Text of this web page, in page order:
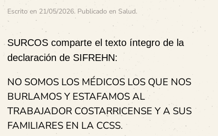
Escrito en 21/05/2026. Publicado en Salud.
SURCOS comparte el texto íntegro de la
declaración de SIFREHN:
NO SOMOS LOS MÉDICOS LOS QUE NOS
BURLAMOS Y ESTAFAMOS AL
TRABAJADOR COSTARRICENSE Y A SUS
FAMILIARES EN LA CCSS.